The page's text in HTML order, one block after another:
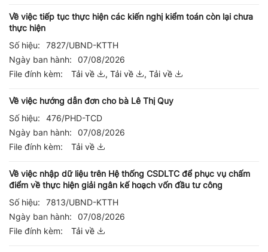
Về việc tiếp tục thực hiện các kiến nghị kiểm toán còn lại chưa
thực hiện
Số hiệu:
7827/UBND-KTTH
Ngày ban hành:
07/08/2026
File đính kèm:
Tải về , Tải về , Tải về
Về việc hướng dẫn đơn cho bà Lê Thị Quy
Số hiệu:
476/PHD-TCD
Ngày ban hành:
07/08/2026
File đính kèm:
Tải về
Về việc nhập dữ liệu trên Hệ thống CSDLTC để phục vụ chấm
điểm về thực hiện giải ngân kế hoạch vốn đầu tư công
Số hiệu:
7813/UBND-KTTH
Ngày ban hành:
07/08/2026
File đính kèm:
Tải về